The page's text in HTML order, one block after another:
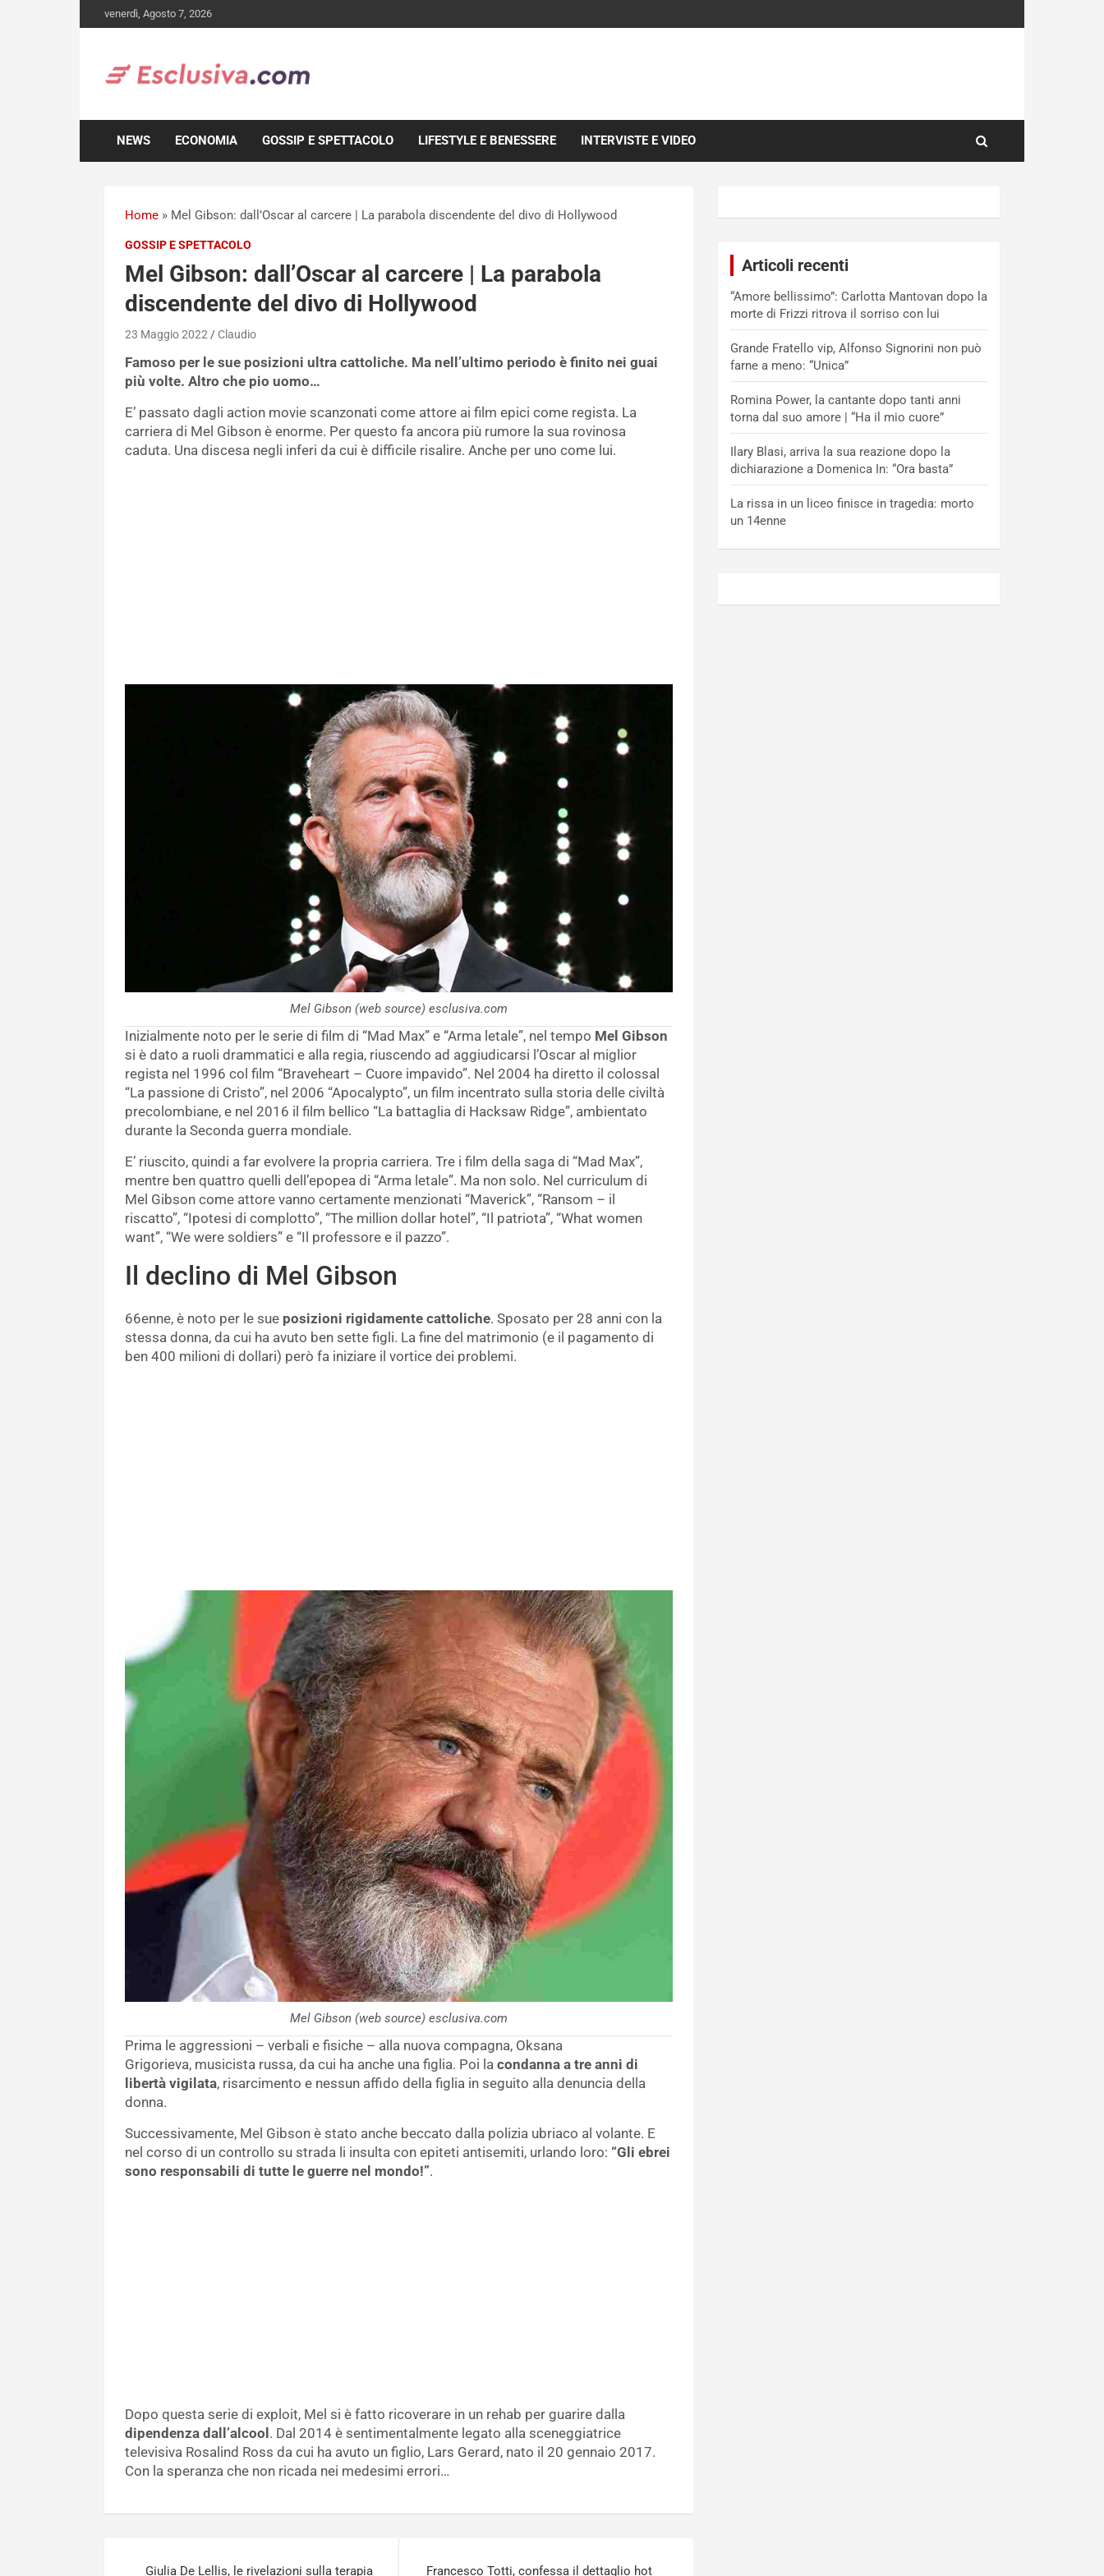
to
venerdì, Agosto 7, 2026
NEWS ECONOMIA GOSSIP E SPETTACOLO LIFESTYLE E BENESSERE INTERVISTE E VIDEO
Home » Mel Gibson: dall’Oscar al carcere | La parabola discendente del divo di Hollywood
GOSSIP E SPETTACOLO
Mel Gibson: dall’Oscar al carcere | La parabola
discendente del divo di Hollywood
23 Maggio 2022 Claudio
Famoso per le sue posizioni ultra cattoliche. Ma nell’ultimo periodo è finito nei guai
più volte. Altro che pio uomo…
E’ passato dagli action movie scanzonati come attore ai film epici come regista. La
carriera di Mel Gibson è enorme. Per questo fa ancora più rumore la sua rovinosa
caduta. Una discesa negli inferi da cui è difficile risalire. Anche per uno come lui.
Mel Gibson (web source) esclusiva.com
Inizialmente noto per le serie di film di “Mad Max” e “Arma letale”, nel tempo Mel Gibson
si è dato a ruoli drammatici e alla regia, riuscendo ad aggiudicarsi l’Oscar al miglior
regista nel 1996 col film “Braveheart – Cuore impavido”. Nel 2004 ha diretto il colossal
“La passione di Cristo”, nel 2006 “Apocalypto”, un film incentrato sulla storia delle civiltà
precolombiane, e nel 2016 il film bellico “La battaglia di Hacksaw Ridge”, ambientato
durante la Seconda guerra mondiale.
E’ riuscito, quindi a far evolvere la propria carriera. Tre i film della saga di “Mad Max”,
mentre ben quattro quelli dell’epopea di “Arma letale”. Ma non solo. Nel curriculum di
Mel Gibson come attore vanno certamente menzionati “Maverick”, “Ransom – il
riscatto”, “Ipotesi di complotto”, “The million dollar hotel”, “Il patriota”, “What women
want”, “We were soldiers” e “Il professore e il pazzo”.
Il declino di Mel Gibson
66enne, è noto per le sue posizioni rigidamente cattoliche. Sposato per 28 anni con la
stessa donna, da cui ha avuto ben sette figli. La fine del matrimonio (e il pagamento di
ben 400 milioni di dollari) però fa iniziare il vortice dei problemi.
Mel Gibson (web source) esclusiva.com
Prima le aggressioni – verbali e fisiche – alla nuova compagna, Oksana
Grigorieva, musicista russa, da cui ha anche una figlia. Poi la condanna a tre anni di
libertà vigilata, risarcimento e nessun affido della figlia in seguito alla denuncia della
donna.
Successivamente, Mel Gibson è stato anche beccato dalla polizia ubriaco al volante. E
nel corso di un controllo su strada li insulta con epiteti antisemiti, urlando loro: “Gli ebrei
sono responsabili di tutte le guerre nel mondo!”.
Dopo questa serie di exploit, Mel si è fatto ricoverare in un rehab per guarire dalla
dipendenza dall’alcool. Dal 2014 è sentimentalmente legato alla sceneggiatrice
televisiva Rosalind Ross da cui ha avuto un figlio, Lars Gerard, nato il 20 gennaio 2017.
Con la speranza che non ricada nei medesimi errori…
Giulia De Lellis, le rivelazioni sulla terapia Francesco Totti, confessa il dettaglio hot
Articoli recenti
“Amore bellissimo”: Carlotta Mantovan dopo la
morte di Frizzi ritrova il sorriso con lui
Grande Fratello vip, Alfonso Signorini non può
farne a meno: “Unica”
Romina Power, la cantante dopo tanti anni
torna dal suo amore | “Ha il mio cuore”
Ilary Blasi, arriva la sua reazione dopo la
dichiarazione a Domenica In: “Ora basta”
La rissa in un liceo finisce in tragedia: morto
un 14enne